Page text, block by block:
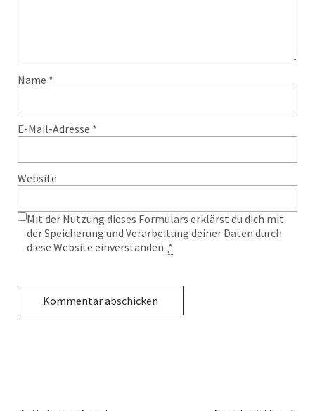
Name *
E-Mail-Adresse *
Website
Mit der Nutzung dieses Formulars erklärst du dich mit
der Speicherung und Verarbeitung deiner Daten durch
diese Website einverstanden. *